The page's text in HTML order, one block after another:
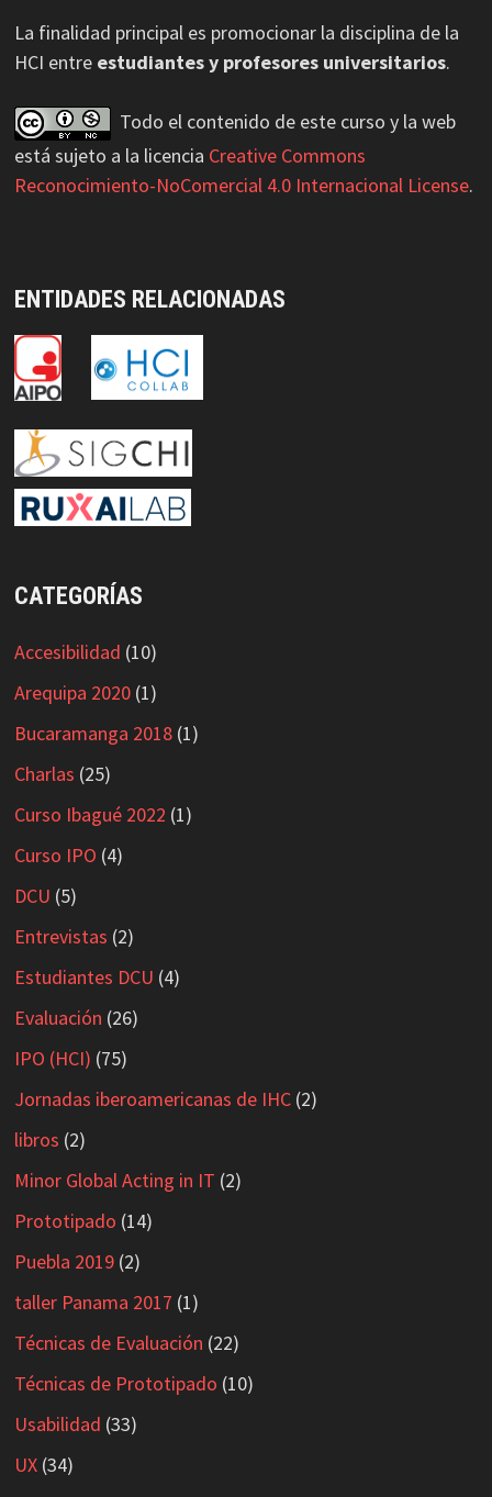
La finalidad principal es promocionar la disciplina de la
HCI entre estudiantes y profesores universitarios.
Todo el contenido de este curso y la web
está sujeto a la licencia Creative Commons
Reconocimiento-NoComercial 4.0 Internacional License.
ENTIDADES RELACIONADAS
CATEGORÍAS
Accesibilidad (10)
Arequipa 2020(1)
Bucaramanga 2018(1)
Charlas (25)
Curso Ibagué 2022 (1)
Curso IPO (4)
DCU (5)
Entrevistas (2)
Estudiantes DCU (4)
Evaluación (26)
IPO (HCI) (75)
Jornadas iberoamericanas de IHC(2)
libros (2)
Minor Global Acting in IT (2)
Prototipado (14)
Puebla 2019(2)
taller Panama 2017 (1)
Técnicas de Evaluación (22)
Técnicas de Prototipado (10)
Usabilidad (33)
UX(34)